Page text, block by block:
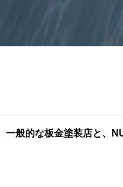
一般的な板金塗装店と、